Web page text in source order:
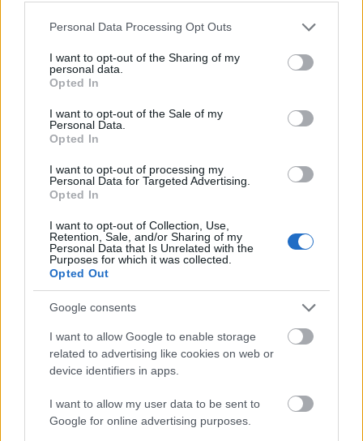
Please note that this website/app uses one or more Google
not limited to your visit or usage behaviour. You may click to
grant or deny consent to Google and its third-party tags to
use your data for below specified purposes in below Google
consent section.
Personal Data Processing Opt Outs
I want to opt-out of the Sharing of my
personal data.
Opted In
I want to opt-out of the Sale of my
Personal Data.
Opted In
I want to opt-out of processing my
Personal Data for Targeted Advertising.
Opted In
I want to opt-out of Collection, Use,
Retention, Sale, and/or Sharing of my
Personal Data that Is Unrelated with the
Purposes for which it was collected.
Opted Out
Google consents
I want to allow Google to enable storage
related to advertising like cookies on web or
device identifiers in apps.
I want to allow my user data to be sent to
Google for online advertising purposes.
Sniff-sniff
Este Netrebko, vannak balsejtelmeim, de most nem
róla van szó, mégcsak nem is Toscáról. Vagyis azért
a Toscáról, hogy mennyire jó opera, mennyi jó
szerep, és még akinek két mondata van, az is valaki.
De kell, hogy valaki legyen? Ez egy ideje már
bosszantott, hogy jönnek ezek az öreg vitézek,…